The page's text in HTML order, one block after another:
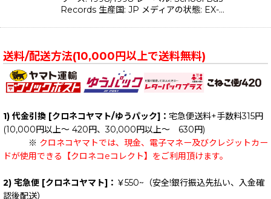
Records 生産国: JP メディアの状態: EX-…
送料/配送方法(10,000円以上で送料無料)
1) 代金引換 [クロネコヤマト/ゆうパック]： 宅急便送料+手数料315円
(10,000円以上～ 420円、30,000円以上～ 630円)
※ クロネコヤマトでは、現金、電子マネー及びクレジットカー
ドが使用できる【クロネコeコレクト】をご利用頂けます。
2) 宅急便 [クロネコヤマト]： ￥550~（安全!銀行振込先払い、入金確
認後配送）